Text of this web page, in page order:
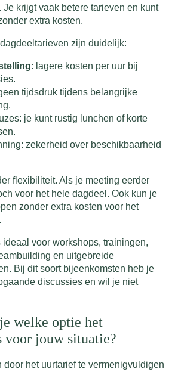
Je krijgt vaak betere tarieven en kunt
extra kosten.
zijn duidelijk:
: lagere kosten per uur bij
tijdsdruk tijdens belangrijke
je kunt rustig lunchen of korte
zekerheid over beschikbaarheid
flexibiliteit. Als je meeting eerder
voor het hele dagdeel. Ook kun je
zonder extra kosten voor het
voor workshops, trainingen,
en uitgebreide
Bij dit soort bijeenkomsten heb je
discussies en wil je niet
welke optie het
voor jouw situatie?
door het uurtarief te vermenigvuldigen